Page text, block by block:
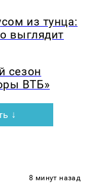
из тунца:
выглядит
сезон
ВТБ»
↓
8 минут назад